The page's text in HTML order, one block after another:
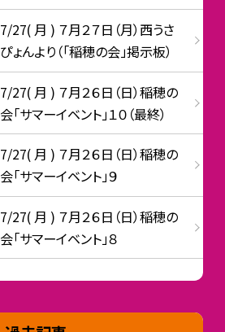
7/27( 月 ) ７月２７日（月）西うさ
ぴょんより（「稲穂の会」掲示板）
7/27( 月 ) ７月２６日（日）稲穂の
会「サマーイベント」１０（最終）
7/27( 月 ) ７月２６日（日）稲穂の
会「サマーイベント」９
7/27( 月 ) ７月２６日（日）稲穂の
会「サマーイベント」８